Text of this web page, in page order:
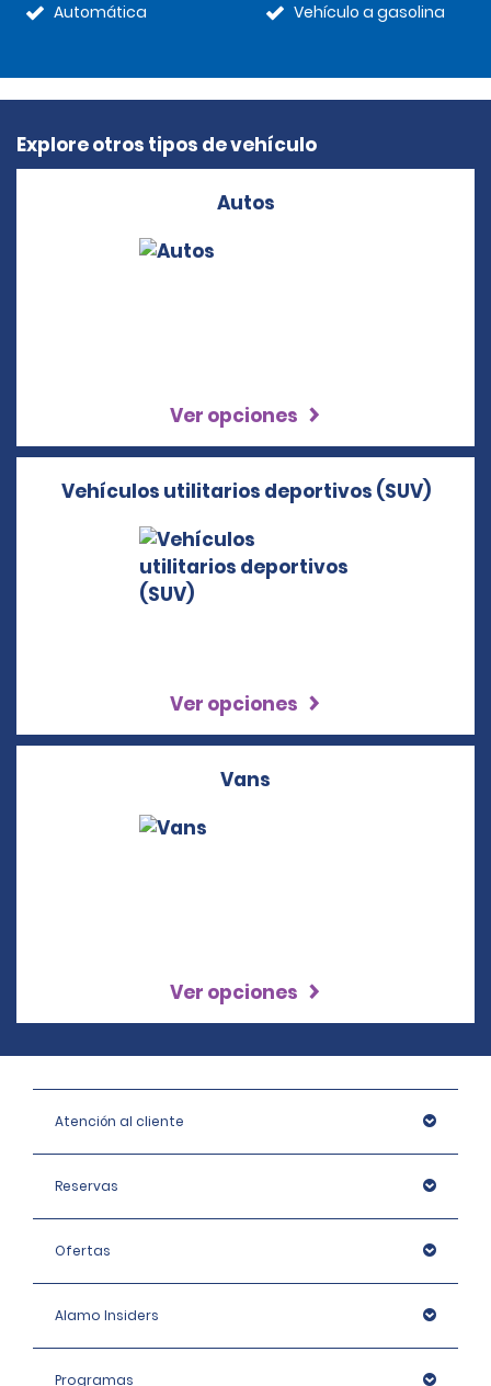
Automática
Vehículo a gasolina
Explore otros tipos de vehículo
Autos
Ver opciones
Vehículos utilitarios deportivos (SUV)
Ver opciones
Vans
Ver opciones
Atención al cliente
Reservas
Ofertas
Alamo Insiders
Programas